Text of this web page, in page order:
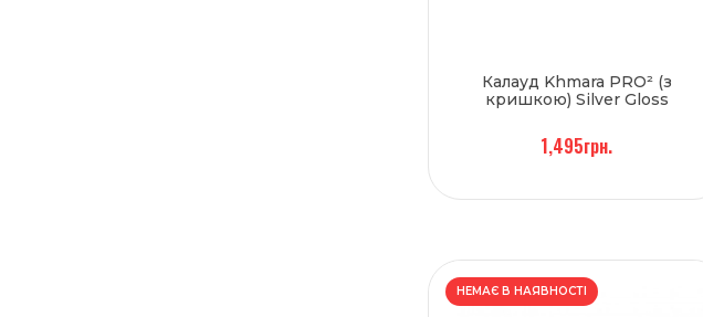
Калауд Khmara PRO² (з
кришкою) Silver Gloss
1,495грн.
НЕМАЄ В НАЯВНОСТІ